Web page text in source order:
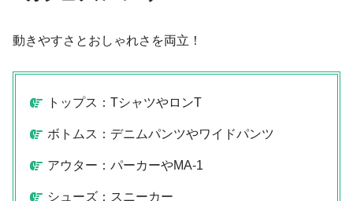
動きやすさとおしゃれさを両立！
トップス：TシャツやロンT
ボトムス：デニムパンツやワイドパンツ
アウター：パーカーやMA-1
シューズ：スニーカー